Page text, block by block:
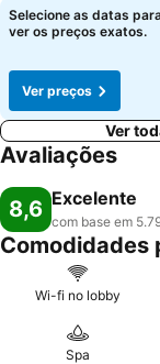
Ver preços
Selecione as datas
ver os preços exatos.
Ver preços
Ver
Avaliações
8,6 Excelente
com base em
Comodidades
Wi-fi no lobby
Spa